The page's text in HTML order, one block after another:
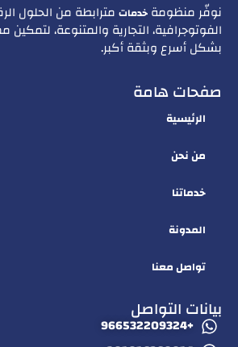
نوفّر منظومة خدمات مترابطة من الحلول
الفوتوجرافية، التجارية والمتنوعة،
بشكل أسرع وبثقة أكبر.
صفحات هامة
الرئيسية
من نحن
خدماتنا
المدونة
تواصل معنا
بيانات التواصل
+966532209324